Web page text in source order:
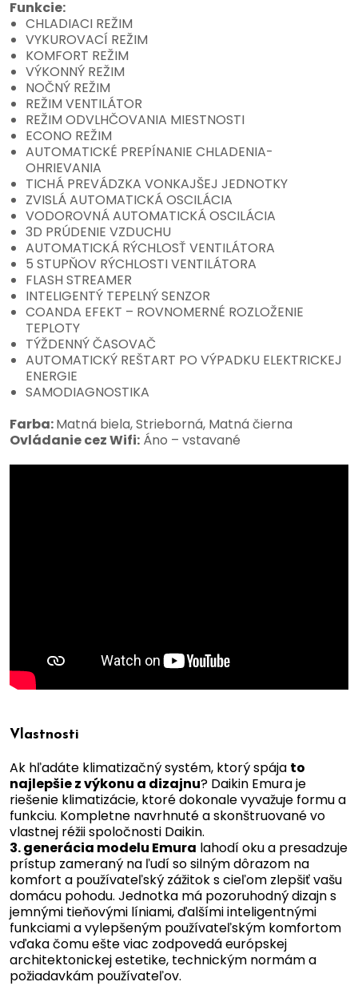
Funkcie:
CHLADIACI REŽIM
VYKUROVACÍ REŽIM
KOMFORT REŽIM
VÝKONNÝ REŽIM
NOČNÝ REŽIM
REŽIM VENTILÁTOR
REŽIM ODVLHČOVANIA MIESTNOSTI
ECONO REŽIM
AUTOMATICKÉ PREPÍNANIE CHLADENIA-
OHRIEVANIA
TICHÁ PREVÁDZKA VONKAJŠEJ JEDNOTKY
ZVISLÁ AUTOMATICKÁ OSCILÁCIA
VODOROVNÁ AUTOMATICKÁ OSCILÁCIA
3D PRÚDENIE VZDUCHU
AUTOMATICKÁ RÝCHLOSŤ VENTILÁTORA
5 STUPŇOV RÝCHLOSTI VENTILÁTORA
FLASH STREAMER
INTELIGENTÝ TEPELNÝ SENZOR
COANDA EFEKT – ROVNOMERNÉ ROZLOŽENIE
TEPLOTY
TÝŽDENNÝ ČASOVAČ
AUTOMATICKÝ REŠTART PO VÝPADKU ELEKTRICKEJ
ENERGIE
SAMODIAGNOSTIKA
Farba:Matná biela, Strieborná, Matná čierna
Ovládanie cez Wifi: Áno – vstavané
Vlastnosti
Ak hľadáte klimatizačný systém, ktorý spája to
najlepšie z výkonu a dizajnu? Daikin Emura je
riešenie klimatizácie, ktoré dokonale vyvažuje formu a
funkciu. Kompletne navrhnuté a skonštruované vo
vlastnej réžii spoločnosti Daikin.
3. generácia modelu Emura lahodí oku a presadzuje
prístup zameraný na ľudí so silným dôrazom na
komfort a používateľský zážitok s cieľom zlepšiť vašu
domácu pohodu. Jednotka má pozoruhodný dizajn s
jemnými tieňovými líniami, ďalšími inteligentnými
funkciami a vylepšeným používateľským komfortom
vďaka čomu ešte viac zodpovedá európskej
architektonickej estetike, technickým normám a
požiadavkám používateľov.